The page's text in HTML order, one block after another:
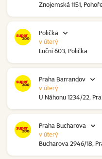
Znojemská 1151,
Polička
Luční 603, Polička
v úterý
Praha Barrandov
U Náhonu 1234/22,
v úterý
Praha Bucharova
Bucharova 2946/18,
v úterý